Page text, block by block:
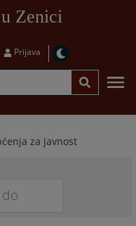
Zenici
Prijava
za javnost